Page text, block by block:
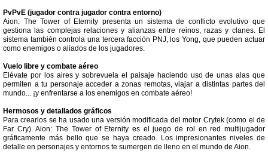
PvPvE (jugador contra jugador contra entorno)
Aion: The Tower of Eternity presenta un sistema de conflicto evolutivo que
gestiona las complejas relaciones y alianzas entre reinos, razas y clanes. El
sistema también controla una tercera facción PNJ, los Yong, que pueden actuar
como enemigos o aliados de los jugadores.
Vuelo libre y combate aéreo
Elévate por los aires y sobrevuela el paisaje haciendo uso de unas alas que
permiten a tu personaje acceder a zonas remotas, viajar a distintas partes del
mundo... ¡y enfrentarse a los enemigos en combate aéreo!
Hermosos y detallados gráficos
Para crearlos se ha usado una versión modificada del motor Crytek (como el de
Far Cry). Aion: The Tower of Eternity es el juego de rol en red multijugador
gráficamente más bello que se haya creado. Los impresionantes niveles de
detalle en personajes y entornos te sumergen de lleno en el mundo de Aion.